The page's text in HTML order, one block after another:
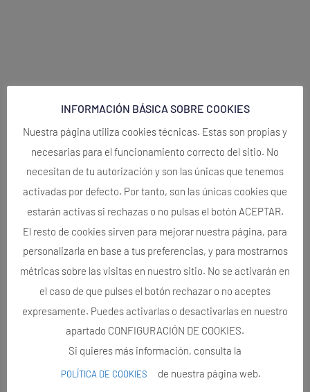
INFORMACIÓN BÁSICA SOBRE COOKIES
Nuestra página utiliza cookies técnicas. Estas son propias y
necesarias para el funcionamiento correcto del sitio. No
necesitan de tu autorización y son las únicas que tenemos
activadas por defecto. Por tanto, son las únicas cookies que
estarán activas si rechazas o no pulsas el botón ACEPTAR.
El resto de cookies sirven para mejorar nuestra página, para
personalizarla en base a tus preferencias, y para mostrarnos
métricas sobre las visitas en nuestro sitio. No se activarán en
el caso de que pulses el botón rechazar o no aceptes
expresamente. Puedes activarlas o desactivarlas en nuestro
apartado CONFIGURACIÓN DE COOKIES.
Si quieres más información, consulta la
POLÍTICA DE COOKIES de nuestra página web.